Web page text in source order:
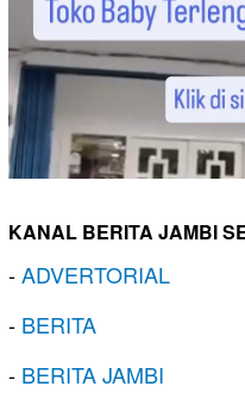
KANAL BERITA JAMBI
-ADVERTORIAL
- BERITA
- BERITA JAMBI